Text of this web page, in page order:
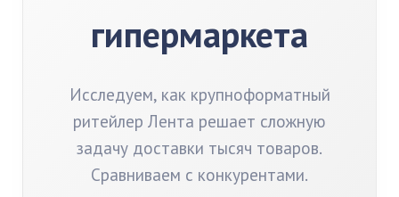
гипермаркета
Исследуем, как крупноформатный
ритейлер Лента решает сложную
задачу доставки тысяч товаров.
Сравниваем с конкурентами.